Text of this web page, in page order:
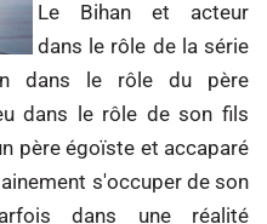
Le Bihan et acteur
dans le rôle de la série
dans le rôle du père
dans le rôle de son fils
père égoïste et accaparé
s'occuper de son
dans une réalité